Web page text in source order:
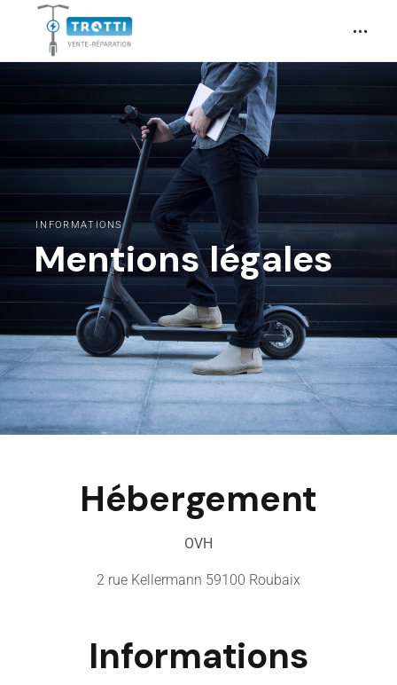
INFORMATIONS
Mentions légales
Hébergement
OVH
2 rue Kellermann 59100 Roubaix
Informations